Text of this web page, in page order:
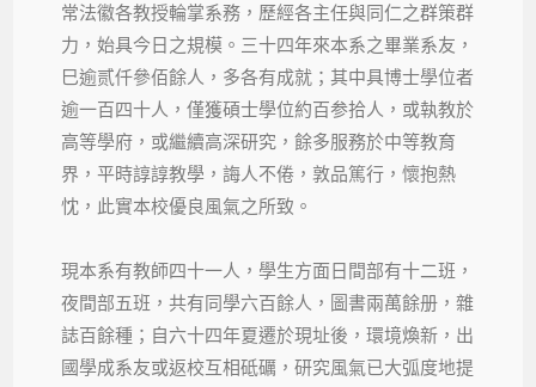
常法徽各教授輪掌系務，歷經各主任與同仁之群策群
力，始具今日之規模。三十四年來本系之畢業系友，
巳逾贰仟參佰餘人，多各有成就；其中具博士學位者
逾一百四十人，僅獲碩士學位約百参拾人，或執教於
高等學府，或繼續高深研究，餘多服務於中等教育
界，平時諄諄教學，誨人不倦，敦品篤行，懷抱熱
忱，此實本校優良風氣之所致。
現本系有教師四十一人，學生方面日間部有十二班，
夜間部五班，共有同學六百餘人，圖書兩萬餘册，雜
誌百餘種；自六十四年夏遷於現址後，環境煥新，出
國學成系友或返校互相砥礪，研究風氣已大弧度地提